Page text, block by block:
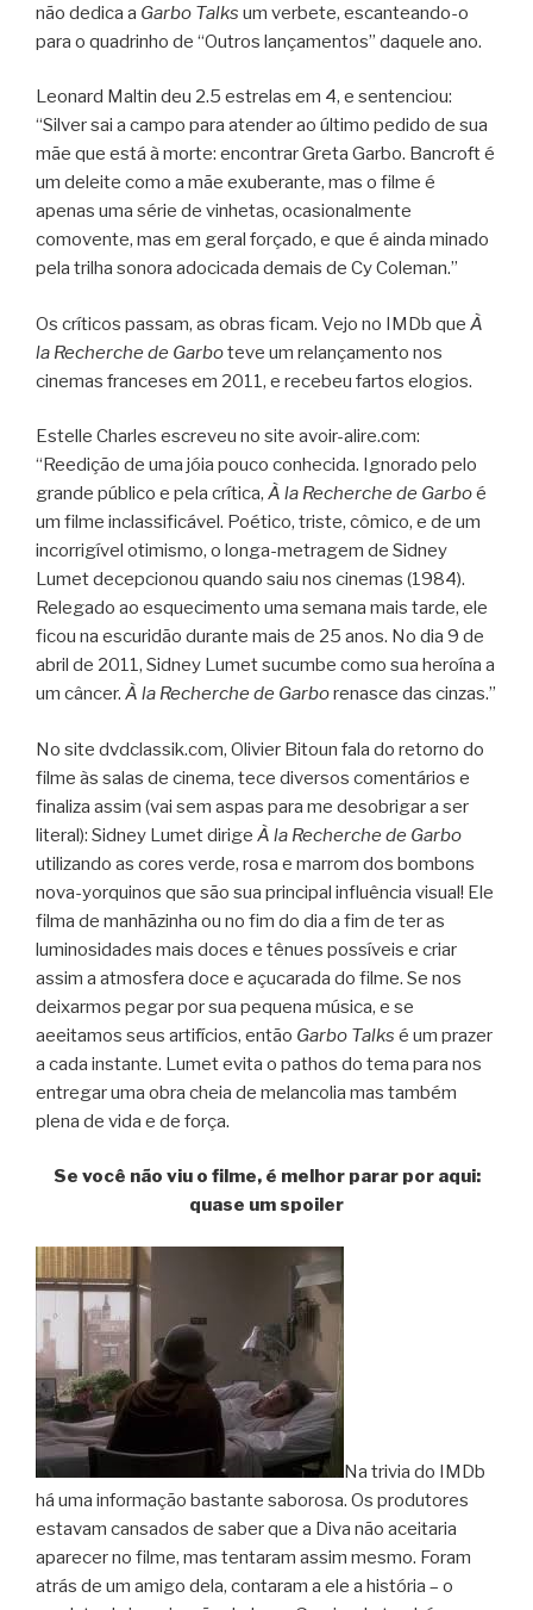
não dedica a Garbo Talks um verbete, escanteando-o
para o quadrinho de “Outros lançamentos” daquele ano.
Leonard Maltin deu 2.5 estrelas em 4, e sentenciou:
“Silver sai a campo para atender ao último pedido de sua
mãe que está à morte: encontrar Greta Garbo. Bancroft é
um deleite como a mãe exuberante, mas o filme é
apenas uma série de vinhetas, ocasionalmente
comovente, mas em geral forçado, e que é ainda minado
pela trilha sonora adocicada demais de Cy Coleman.”
Os críticos passam, as obras ficam. Vejo no IMDb que À
la Recherche de Garboteve um relançamento nos
cinemas franceses em 2011, e recebeu fartos elogios.
Estelle Charles escreveu no site avoir-alire.com:
“Reedição de uma jóia pouco conhecida. Ignorado pelo
grande público e pela crítica, À la Recherche de Garboé
um filme inclassificável. Poético, triste, cômico, e de um
incorrigível otimismo, o longa-metragem de Sidney
Lumet decepcionou quando saiu nos cinemas (1984).
Relegado ao esquecimento uma semana mais tarde, ele
ficou na escuridão durante mais de 25 anos. No dia 9 de
abril de 2011, Sidney Lumet sucumbe como sua heroína a
um câncer. À la Recherche de Garborenasce das cinzas.”
No site dvdclassik.com, Olivier Bitoun fala do retorno do
filme às salas de cinema, tece diversos comentários e
finaliza assim (vai sem aspas para me desobrigar a ser
literal): Sidney Lumet dirige À la Recherche de Garbo
utilizando as cores verde, rosa e marrom dos bombons
nova-yorquinos que são sua principal influência visual! Ele
filma de manhãzinha ou no fim do dia a fim de ter as
luminosidades mais doces e tênues possíveis e criar
assim a atmosfera doce e açucarada do filme. Se nos
deixarmos pegar por sua pequena música, e se
aeeitamos seus artifícios, então Garbo Talks é um prazer
a cada instante. Lumet evita o pathos do tema para nos
entregar uma obra cheia de melancolia mas também
plena de vida e de força.
Se você não viu o filme, é melhor parar por aqui:
quase um spoiler
Na trivia do IMDb
há uma informação bastante saborosa. Os produtores
estavam cansados de saber que a Diva não aceitaria
aparecer no filme, mas tentaram assim mesmo. Foram
atrás de um amigo dela, contaram a ele a história – o